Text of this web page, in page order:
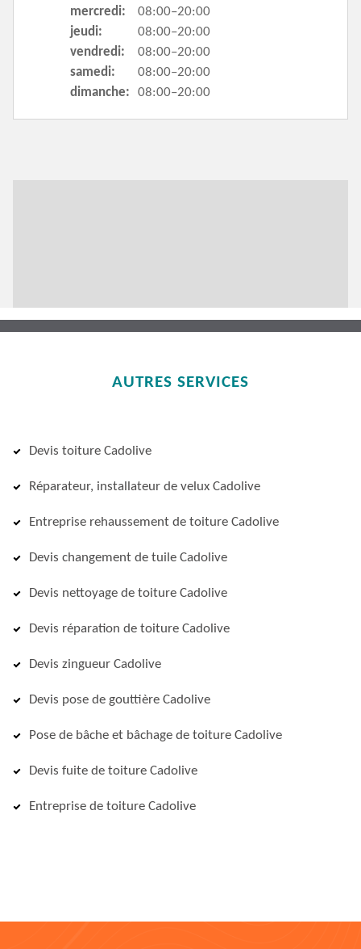
mercredi:
08:00–20:00
jeudi:
08:00–20:00
vendredi:
08:00–20:00
samedi:
08:00–20:00
dimanche:
08:00–20:00
AUTRES SERVICES
Devis toiture Cadolive
Réparateur, installateur de velux Cadolive
Entreprise rehaussement de toiture Cadolive
Devis changement de tuile Cadolive
Devis nettoyage de toiture Cadolive
Devis réparation de toiture Cadolive
Devis zingueur Cadolive
Devis pose de gouttière Cadolive
Pose de bâche et bâchage de toiture Cadolive
Devis fuite de toiture Cadolive
Entreprise de toiture Cadolive